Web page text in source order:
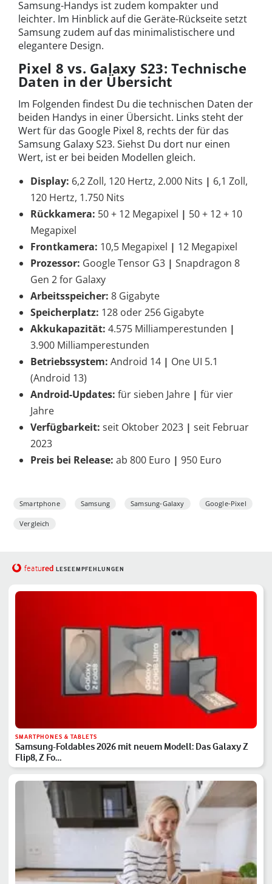
Samsung-Handys ist zudem kompakter und
leichter. Im Hinblick auf die Geräte-Rückseite setzt
Samsung zudem auf das minimalistischere und
elegantere Design.
Pixel 8 vs. Galaxy S23: Technische
Daten in der Übersicht
Im Folgenden findest Du die technischen Daten der
beiden Handys in einer Übersicht. Links steht der
Wert für das Google Pixel 8, rechts der für das
Samsung Galaxy S23. Siehst Du dort nur einen
Wert, ist er bei beiden Modellen gleich.
Display: 6,2 Zoll, 120 Hertz, 2.000 Nits | 6,1 Zoll,
120 Hertz, 1.750 Nits
Rückkamera: 50 + 12 Megapixel | 50 + 12 + 10
Megapixel
Frontkamera: 10,5 Megapixel | 12 Megapixel
Prozessor: Google Tensor G3 | Snapdragon 8
Gen 2 for Galaxy
Arbeitsspeicher: 8 Gigabyte
Speicherplatz: 128 oder 256 Gigabyte
Akkukapazität: 4.575 Milliamperestunden |
3.900 Milliamperestunden
Betriebssystem: Android 14 | One UI 5.1
(Android 13)
Android-Updates: für sieben Jahre | für vier
Jahre
Verfügbarkeit: seit Oktober 2023 | seit Februar
2023
Preis bei Release: ab 800 Euro | 950 Euro
Smartphone Samsung Samsung-Galaxy Google-Pixel
Vergleich
featured LESEEMPFEHLUNGEN
SMARTPHONES & TABLETS
Samsung-Foldables 2026 mit neuem Modell: Das Galaxy Z
Flip8, Z Fo…